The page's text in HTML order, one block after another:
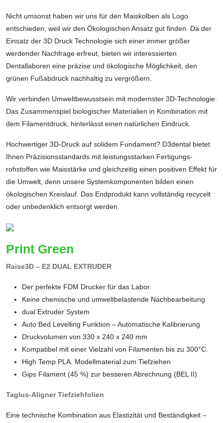
Nicht umsonst haben wir uns für den Mais­kolben als Logo
entschieden, weil wir den Ökologischen Ansatz gut finden. Da der
Einsatz der 3D Druck Technologie sich einer immer größer
werdender Nachfrage erfreut, bieten wir interessierten
Dentallaboren eine präzise und ökologische Möglichkeit, den
grünen Fußabdruck nachhaltig zu vergrößern.
Wir verbinden Umweltbewusstsein mit modernster 3D-Technologie.
Das Zusammen­spiel biologischer Materialien in Kombi­nation mit
dem Filamentdruck, hinterlässt einen natürlichen Eindruck.
Hochwertiger 3D-Druck auf solidem Funda­ment? D3dental bietet
Ihnen Präzisions­standards mit leistungsstarken Fertigungs­
rohstoffen wie Maisstärke und gleichzeitig einen positiven Effekt für
die Umwelt, denn unsere Systemkomponenten bilden einen
ökologischen Kreislauf. Das Endprodukt kann vollständig recycelt
oder unbedenklich entsorgt werden.
Print Green
Raise3D – E2 DUAL EXTRUDER
Der perfekte FDM Drucker für das Labor.
Keine chemische und umweltbelastende Nachbearbeitung
dual Extruder System
Auto Bed Levelling Funktion – Automatische Kalibrierung
Druckvolumen von 330 x 240 x 240 mm
Kompatibel mit einer Vielzahl von Filamenten bis zu 300°C.
High Temp PLA. Modellmaterial zum Tiefziehen
Gips Filament (45 %) zur besseren Abrechnung (BEL II)
Taglus-Aligner Tiefziehfolien
Eine technische Kombination aus Elastizität und Beständigkeit –